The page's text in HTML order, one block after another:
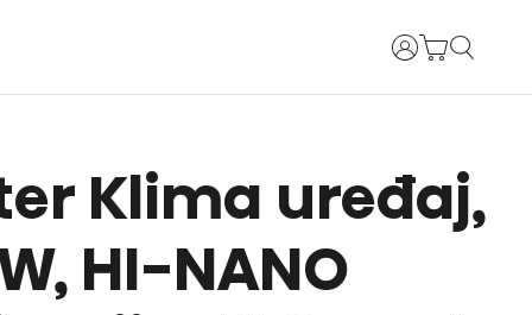
Prijava
Klima uređaj,
HI-NANO